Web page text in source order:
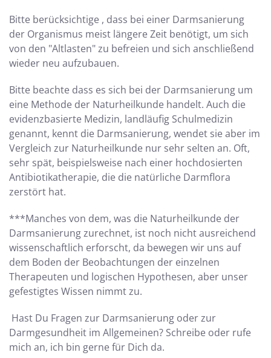
Bitte berücksichtige , dass bei einer Darmsanierung
der Organismus meist längere Zeit benötigt, um sich
von den "Altlasten" zu befreien und sich anschließend
wieder neu aufzubauen.
Bitte beachte dass es sich bei der Darmsanierung um
eine Methode der Naturheilkunde handelt. Auch die
evidenzbasierte Medizin, landläufig Schulmedizin
genannt, kennt die Darmsanierung, wendet sie aber im
Vergleich zur Naturheilkunde nur sehr selten an. Oft,
sehr spät, beispielsweise nach einer hochdosierten
Antibiotikatherapie, die die natürliche Darmflora
zerstört hat.
***Manches von dem, was die Naturheilkunde der
Darmsanierung zurechnet, ist noch nicht ausreichend
wissenschaftlich erforscht, da bewegen wir uns auf
dem Boden der Beobachtungen der einzelnen
Therapeuten und logischen Hypothesen, aber unser
gefestigtes Wissen nimmt zu.
Hast Du Fragen zur Darmsanierung oder zur
Darmgesundheit im Allgemeinen? Schreibe oder rufe
mich an, ich bin gerne für Dich da.